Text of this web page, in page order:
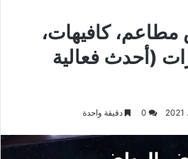
كافيهات،
(أحدث فعالية
دقيقة واحدة